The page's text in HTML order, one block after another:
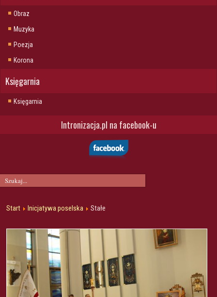
Obraz
Muzyka
Poezja
Korona
Księgarnia
Księgarnia
Intronizacja.pl na facebook-u
Start Inicjatywa poselska Stałe